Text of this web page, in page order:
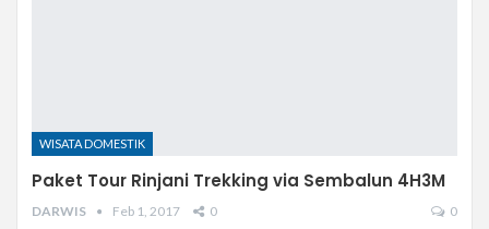
WISATA DOMESTIK
Paket Tour Rinjani Trekking via Sembalun 4H3M
DARWIS Feb 1, 2017 0 0